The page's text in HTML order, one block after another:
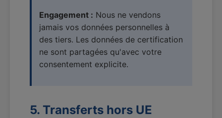
Engagement : Nous ne vendons
jamais vos données personnelles à
des tiers. Les données de certification
ne sont partagées qu'avec votre
consentement explicite.
5. Transferts hors UE